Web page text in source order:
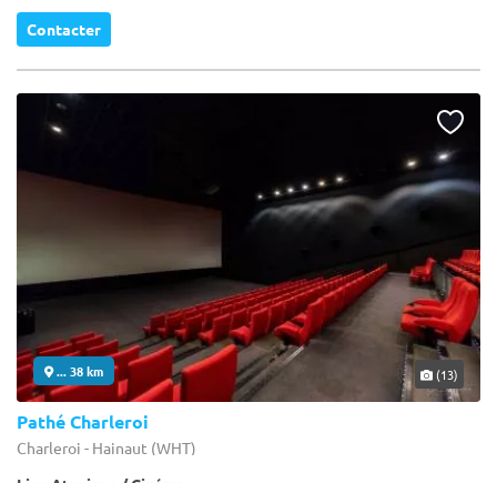
Contacter
... 38 km (13)
Pathé Charleroi
Charleroi - Hainaut (WHT)